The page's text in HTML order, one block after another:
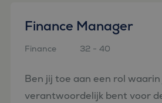
Finance Manager
Finance
32 - 40
Ben jij toe aan een rol
verantwoordelijk bent voor